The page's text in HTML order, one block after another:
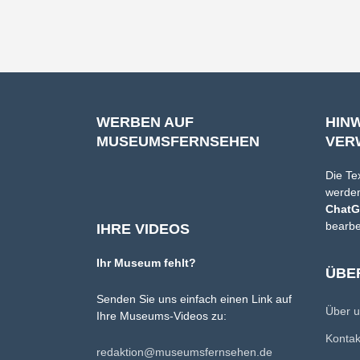
WERBEN AUF
MUSEUMSFERNSEHEN
IHRE VIDEOS
Ihr Museum fehlt?
Senden Sie uns einfach einen Link auf
Ihre Museums-Videos zu:
redaktion@museumsfernsehen.de
Die
Über